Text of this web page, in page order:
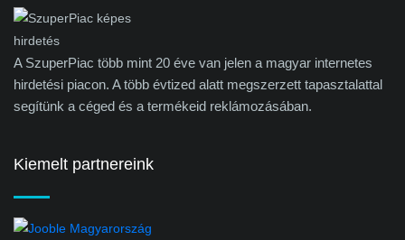
A SzuperPiac több mint 20 éve van jelen a magyar internetes
hirdetési piacon. A több évtized alatt megszerzett tapasztalattal
segítünk a céged és a termékeid reklámozásában.
Kiemelt partnereink